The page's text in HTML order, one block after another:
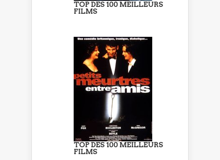
TOP DES 100 MEILLEURS
FILMS
TOP DES 100 MEILLEURS
FILMS